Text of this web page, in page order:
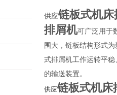
供应链板式机床
排屑机可广泛用于
围大，链板结构形式
式排屑机工作运转平
的输送装置。
供应链板式机床